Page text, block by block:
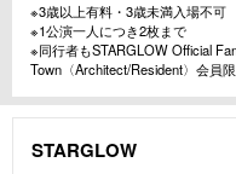
※3歳以上有料・3歳未満⼊場不可
※1公演一人につき2枚まで
※同行者もSTARGLOW Official
Town〈Architect/Resident〉会員
STARGLOW